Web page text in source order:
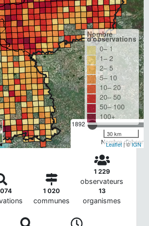
1892
Nombre
Nombre
d'observations
0– 1
1– 2
2– 5
5– 10
10– 20
20– 50
50– 100
100+
30 km
Leaflet | ©IGN
1 020
communes
1 229
observateurs
13
organismes